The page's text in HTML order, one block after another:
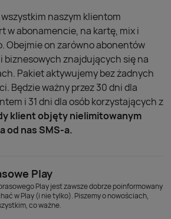
naszym klientom
w abonamencie, na kartę, mix i
Obejmie on zarówno abonentów
biznesowych znajdujących się na
Pakiet aktywujemy bez żadnych
Będzie ważny przez 30 dni dla
i 31 dni dla osób korzystających z
klient objęty nielimitowanym
od nas SMS-a.
Play
Play jest zawsze dobrze poinformowany
w Play (i nie tylko). Piszemy o nowościach,
co ważne.